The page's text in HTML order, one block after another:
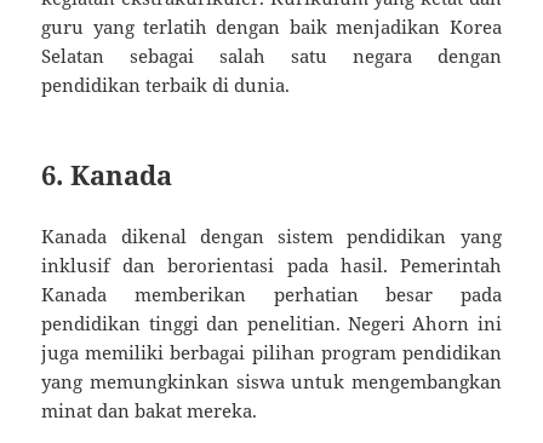
guru yang terlatih dengan baik menjadikan Korea
Selatan sebagai salah satu negara dengan
pendidikan terbaik di dunia.
6. Kanada
Kanada dikenal dengan sistem pendidikan yang
inklusif dan berorientasi pada hasil. Pemerintah
Kanada memberikan perhatian besar pada
pendidikan tinggi dan penelitian. Negeri Ahorn ini
juga memiliki berbagai pilihan program pendidikan
yang memungkinkan siswa untuk mengembangkan
minat dan bakat mereka.